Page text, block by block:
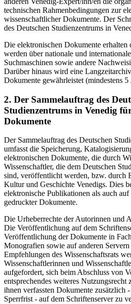
technischen Rahmenbedingungen zur
wissenschaftlicher Dokumente. Der
des Deutschen Studienzentrums in
Die elektronischen Dokumente erhalten
werden über nationale und
Suchmaschinen sowie andere
Darüber hinaus wird eine
Dokumente gewährleistet (mindestens 5
2. Der Sammelauftrag des
Studienzentrums in Venedig
Dokumente
Der Sammelauftrag des Deutschen
umfasst die Speicherung,
elektronischen Dokumente, die durch
Wissenschaftler, die dem Deutschen
sind, veröffentlicht werden, bzw. durch
Kultur und Geschichte Venedigs. Dies
elektronische Publikationen als auch
gedruckter Dokumente.
Die Urheberrechte der Autorinnen und
Die Veröffentlichung auf dem
Veröffentlichung der Dokumente in
Monografien sowie auf anderen
Empfehlungen des Wissenschaftsrats
Wissenschaftlerinnen und
aufgefordert, sich beim Abschluss von
entsprechendes weiteres Nutzungsrecht
ihnen verfassten Dokumente zusätzlich
Sperrfrist - auf dem Schriftenserver zu